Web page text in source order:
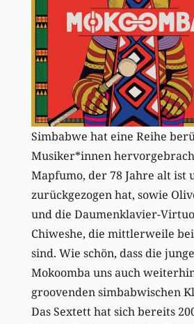
Simbabwe hat eine Reihe
Musiker*innen
Mapfumo, der 78 Jahre alt ist
zurückgezogen hat, sowie
und die Daumenklavier-
Chiweshe, die mittlerweile
sind. Wie schön, dass die
Mokoomba uns auch
groovenden simbabwischen
Das Sextett hat sich bereits